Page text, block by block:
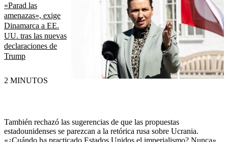
«Parad las
amenazas», exige
Dinamarca a EE.
UU. tras las nuevas
declaraciones de
Trump
2 MINUTOS
También rechazó las sugerencias de que las propuestas
estadounidenses se parezcan a la retórica rusa sobre Ucrania.
«¿Cuándo ha practicado Estados Unidos el imperialismo? Nunca»,